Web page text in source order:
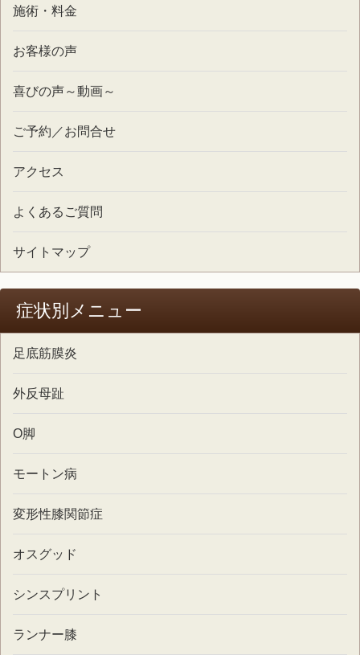
施術・料金
お客様の声
喜びの声～動画～
ご予約／お問合せ
アクセス
よくあるご質問
サイトマップ
症状別メニュー
足底筋膜炎
外反母趾
O脚
モートン病
変形性膝関節症
オスグッド
シンスプリント
ランナー膝